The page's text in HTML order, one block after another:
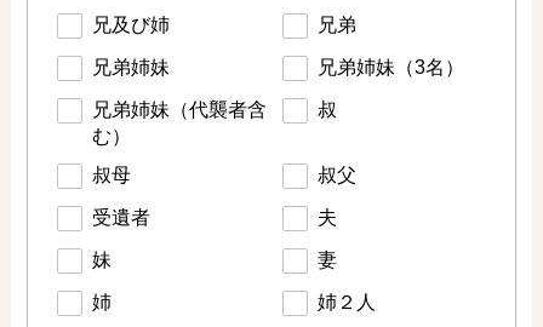
兄及び姉 兄弟
兄弟姉妹 兄弟姉妹（3名）
兄弟姉妹（代襲者含
む）
叔
叔母 叔父
受遺者 夫
妹 妻
姉 姉２人